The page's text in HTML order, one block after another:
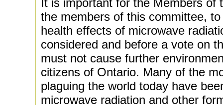
It is important for the Members of
the members of this committee,
health effects of microwave
considered and before a vote on
must not cause further
citizens of Ontario. Many of the
plaguing the world today have
microwave radiation and other